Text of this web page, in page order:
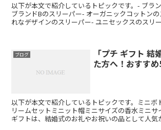
以下が本文で紹介しているトピックです。- ブラ
ブランドBのスリーパー- オーガニックコットン
れなデザインのスリーパー- ユニセックスのスリ
ブログ
「プチ ギフト 結
た方へ！おすすめ
以下が本文で紹介しているトピックです。ミニボ
リームセットミニット帽ミニサイズの香水ミニサ
ギフトは、結婚式のお礼やお祝いの品として人気